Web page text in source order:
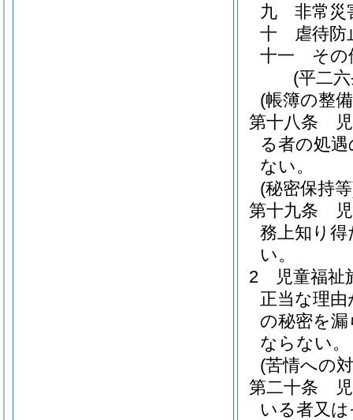
九
非常災
十
虐待
十一
その
(平二
(帳簿の整
第十八条
る者の処
ない。
(秘密保持
第十九条
務上知り
い。
2
児童福
正当な理
の秘密を
ならない。
(苦情への
第二十条
いる者又